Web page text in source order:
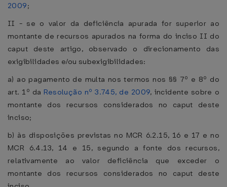
2009;
II - se o valor da deficiência apurada for superior ao
montante de recursos apurados na forma do inciso II do
caput deste artigo, observado o direcionamento das
exigibilidades e/ou subexigibilidades:
a) ao pagamento de multa nos termos nos §§ 7º e 8º do
art. 1º da Resolução nº 3.745, de 2009, incidente sobre o
montante dos recursos considerados no caput deste
inciso;
b) às disposições previstas no MCR 6.2.15, 16 e 17 e no
MCR 6.4.13, 14 e 15, segundo a fonte dos recursos,
relativamente ao valor deficiência que exceder o
montante dos recursos considerados no caput deste